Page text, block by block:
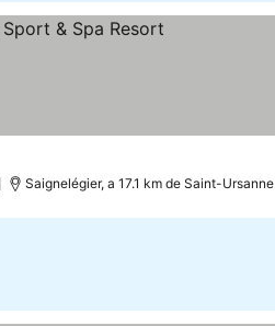
Saignelégier, a 17.1 km de Saint-Ursanne